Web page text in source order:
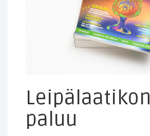
Leipälaatikon
paluu